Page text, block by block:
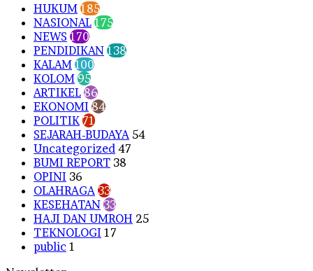
HUKUM 185
NASIONAL 175
NEWS 170
PENDIDIKAN 138
KALAM 100
KOLOM 95
ARTIKEL 86
EKONOMI 84
POLITIK 71
SEJARAH-BUDAYA 54
Uncategorized 47
BUMI REPORT 38
OPINI 36
OLAHRAGA 33
KESEHATAN 33
HAJI DAN UMROH 25
TEKNOLOGI 17
public 1